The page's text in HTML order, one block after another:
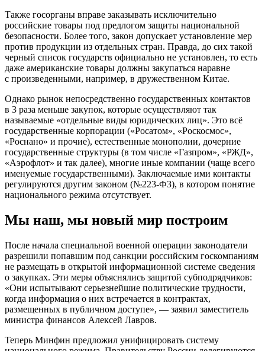
Также госорганы вправе заказывать исключительно
российские товары под предлогом защиты национальной
безопасности. Более того, закон допускает установление мер
против продукции из отдельных стран. Правда, до сих такой
черный список государств официально не установлен, то есть
даже американские товары должны закупаться наравне
с произведенными, например, в дружественном Китае.
Однако рынок непосредственно государственных контактов
в 3 раза меньше закупок, которые осуществляют так
называемые «отдельные виды юридических лиц». Это всё
государственные корпорации («Росатом», «Роскосмос»,
«Роснано» и прочие), естественные монополии, дочерние
государственные структуры (в том числе «Газпром», «РЖД»,
«Аэрофлот» и так далее), многие иные компании (чаще всего
именуемые государственными). Заключаемые ими контакты
регулируются другим законом (№223-ФЗ), в котором понятие
национального режима отсутствует.
Мы наш, мы новый мир построим
После начала специальной военной операции законодатели
разрешили попавшим под санкции российским госкомпаниям
не размещать в открытой информационной системе сведения
о закупках. Эти меры объяснялись защитой субподрядчиков:
«Они испытывают серьезнейшие политические трудности,
когда информация о них встречается в контрактах,
размещенных в публичном доступе», — заявил заместитель
министра финансов Алексей Лавров.
Теперь Минфин предложил унифицировать систему